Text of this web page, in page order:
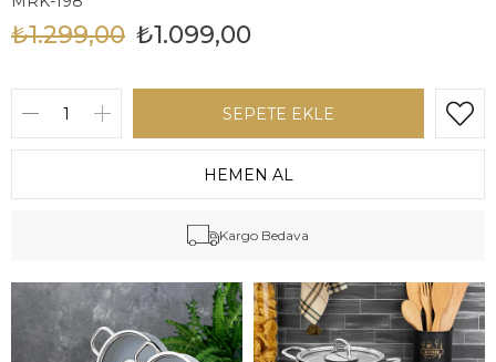
₺1.299,00 ₺1.099,00
Kargo Bedava